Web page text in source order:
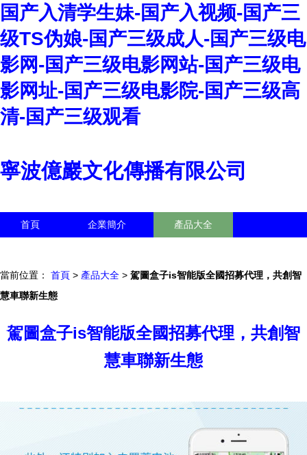
国产入清学生妹-国产入视频-国产三
级TS伪娘-国产三级成人-国产三级电
影网-国产三级电影网站-国产三级电
影网址-国产三级电影院-国产三级高
清-国产三级观看
寧波億巖文化傳播有限公司
首頁 企業簡介 產品大全
當前位置： 首頁 > 產品大全 > 駕圖盒子is智能版全國招募代理，共創智
慧車聯新生態
駕圖盒子is智能版全國招募代理，共創智
慧車聯新生態